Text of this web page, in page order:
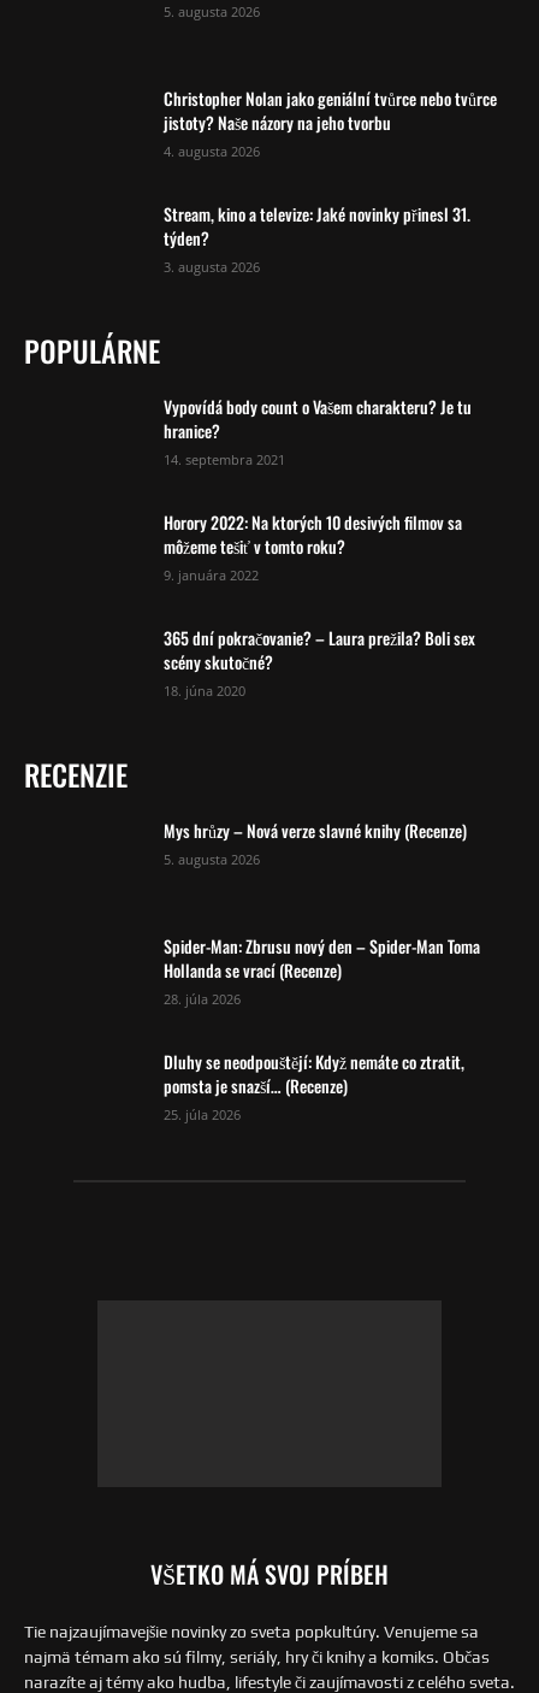
5. augusta 2026
Christopher Nolan jako geniální tvůrce nebo tvůrce
jistoty? Naše názory na jeho tvorbu
4. augusta 2026
Stream, kino a televize: Jaké novinky přinesl 31.
týden?
3. augusta 2026
POPULÁRNE
Vypovídá body count o Vašem charakteru? Je tu
hranice?
14. septembra 2021
Horory 2022: Na ktorých 10 desivých filmov sa
môžeme tešiť v tomto roku?
9. januára 2022
365 dní pokračovanie? – Laura prežila? Boli sex
scény skutočné?
18. júna 2020
RECENZIE
Mys hrůzy – Nová verze slavné knihy (Recenze)
5. augusta 2026
Spider-Man: Zbrusu nový den – Spider-Man Toma
Hollanda se vrací (Recenze)
28. júla 2026
Dluhy se neodpouštějí: Když nemáte co ztratit,
pomsta je snazší… (Recenze)
25. júla 2026
VŠETKO MÁ SVOJ PRÍBEH
Tie najzaujímavejšie novinky zo sveta popkultúry. Venujeme sa
najmä témam ako sú filmy, seriály, hry či knihy a komiks. Občas
narazíte aj témy ako hudba, lifestyle či zaujímavosti z celého sveta.